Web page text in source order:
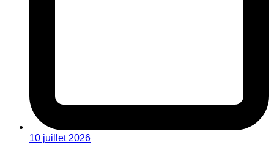
10 juillet 2026